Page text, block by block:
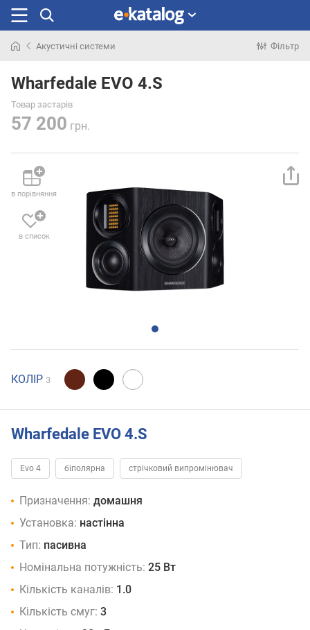
раніше
Акустичні системи Фільтр
Wharfedale EVO 4.S
Товар застарів
57 200 грн.
в порівняння
в список
КОЛІР 3
Wharfedale EVO 4.S
Evo 4 біполярна стрічковий випромінювач
Призначення: домашня
Установка: настінна
Тип: пасивна
Номінальна потужність: 25 Вт
Кількість каналів: 1.0
Кількість смуг: 3